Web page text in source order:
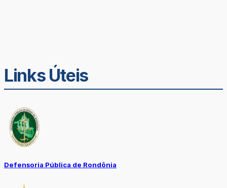
Links Úteis
Defensoria Pública de Rondônia